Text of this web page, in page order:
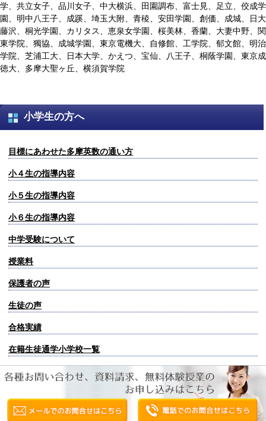
学、共立女子、品川女子、中大横浜、田園調布、富士見、足立、佼成学
園、明中八王子、成蹊、埼玉大附、青稜、安田学園、創価、成城、日大
藤沢、桐光学園、カリタス、恵泉女学園、桜美林、香蘭、大妻中野、関
東学院、獨協、成城学園、東京電機大、自修館、工学院、郁文館、明治
学院、芝浦工大、日本大学、かえつ、宝仙、八王子、桐蔭学園、東京成
徳大、多摩大聖ヶ丘、横須賀学院
小学生の方へ
目標にあわせた多摩英数の通い方
小４生の指導内容
小５生の指導内容
小６生の指導内容
中学受験について
授業料
保護者の声
生徒の声
合格実績
在籍生徒通学小学校一覧